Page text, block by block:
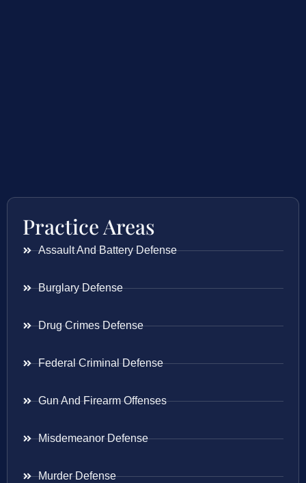
Practice Areas
Assault And Battery Defense
Burglary Defense
Drug Crimes Defense
Federal Criminal Defense
Gun And Firearm Offenses
Misdemeanor Defense
Murder Defense